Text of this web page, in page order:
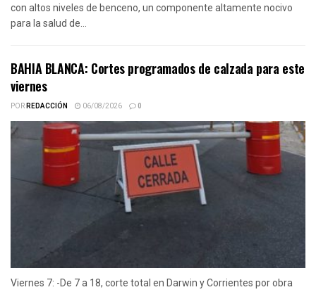
con altos niveles de benceno, un componente altamente nocivo
para la salud de...
BAHIA BLANCA: Cortes programados de calzada para este
viernes
PORREDACCIÓN 06/08/2026 0
Viernes 7: -De 7 a 18, corte total en Darwin y Corrientes por obra